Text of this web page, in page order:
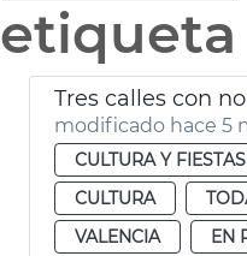
etiqueta
modificado hace 5
CULTURA Y
CULTURA
VALENCIA
EN